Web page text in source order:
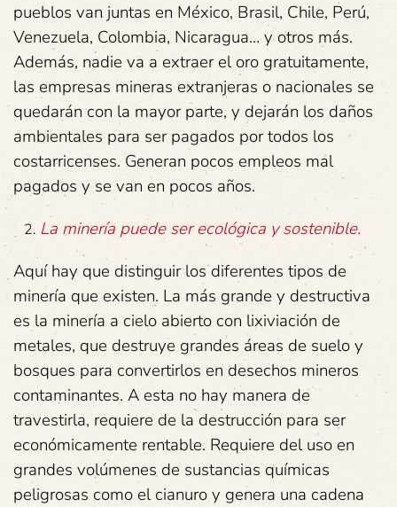
pueblos van juntas en México, Brasil, Chile, Perú,
Venezuela, Colombia, Nicaragua… y otros más.
Además, nadie va a extraer el oro gratuitamente,
las empresas mineras extranjeras o nacionales se
quedarán con la mayor parte, y dejarán los daños
ambientales para ser pagados por todos los
costarricenses. Generan pocos empleos mal
pagados y se van en pocos años.
La minería puede ser ecológica y sostenible.
Aquí hay que distinguir los diferentes tipos de
minería que existen. La más grande y destructiva
es la minería a cielo abierto con lixiviación de
metales, que destruye grandes áreas de suelo y
bosques para convertirlos en desechos mineros
contaminantes. A esta no hay manera de
travestirla, requiere de la destrucción para ser
económicamente rentable. Requiere del uso en
grandes volúmenes de sustancias químicas
peligrosas como el cianuro y genera una cadena